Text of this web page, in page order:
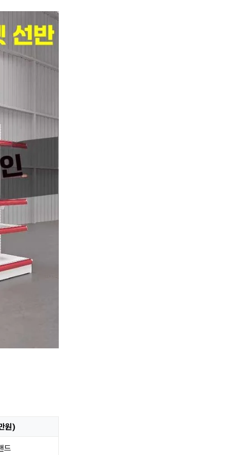
원)
드